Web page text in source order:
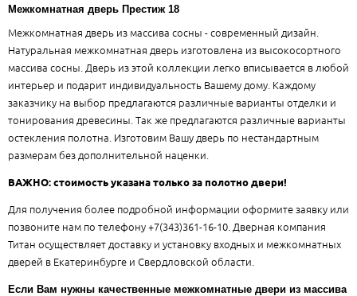
Межкомнатная дверь Престиж 18
Межкомнатная дверь из массива сосны - современный дизайн.
Натуральная межкомнатная дверь изготовлена из высокосортного
массива сосны. Дверь из этой коллекции легко вписывается в любой
интерьер и подарит индивидуальность Вашему дому. Каждому
заказчику на выбор предлагаются различные варианты отделки и
тонирования древесины. Так же предлагаются различные варианты
остекления полотна. Изготовим Вашу дверь по нестандартным
размерам без дополнительной наценки.
ВАЖНО: стоимость указана только за полотно двери!
Для получения более подробной информации оформите заявку или
позвоните нам по телефону +7(343)361-16-10. Дверная компания
Титан осуществляет доставку и установку входных и межкомнатных
дверей в Екатеринбурге и Свердловской области.
Если Вам нужны качественные межкомнатные двери из массива